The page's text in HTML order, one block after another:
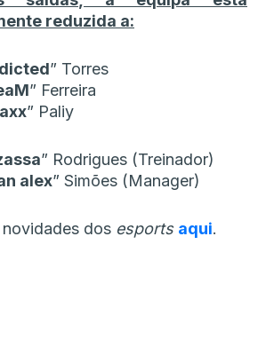
reduzida a:
” Torres
” Ferreira
” Paliy
” Rodrigues (Treinador)
alex” Simões (Manager)
dos esports aqui.